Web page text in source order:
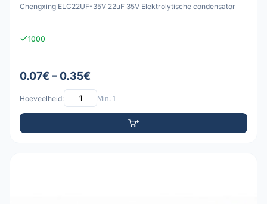
Chengxing ELC22UF-35V 22uF 35V Elektrolytische condensator
1000
0.07€ – 0.35€
Hoeveelheid: Min: 1